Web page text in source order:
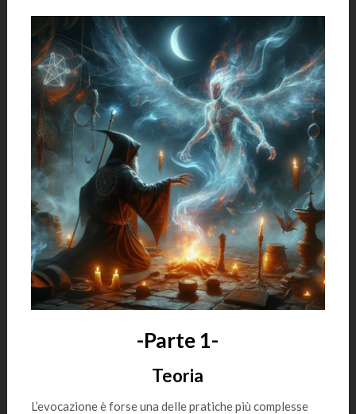
-Parte 1-
Teoria
L’evocazione è forse una delle pratiche più complesse